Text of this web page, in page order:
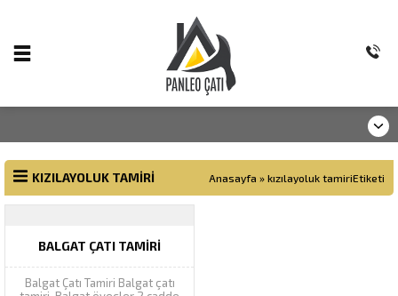
KIZILAYOLUK TAMIRI Anasayfa » kızılayoluk tamiriEtiketi
BALGAT ÇATI TAMIRI
Balgat Çatı Tamiri Balgat çatı